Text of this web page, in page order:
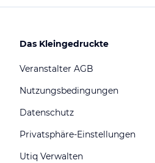
Das Kleingedruckte
Veranstalter AGB
Nutzungsbedingungen
Datenschutz
Privatsphäre-Einstellungen
Utiq Verwalten